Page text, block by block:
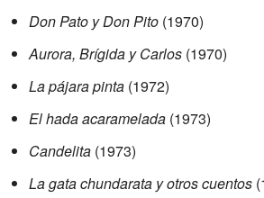
Don Pato y Don Pito (1970)
Aurora, Brígida y Carlos (1970)
La pájara pinta (1972)
El hada acaramelada (1973)
Candelita (1973)
La gata chundarata y otros cuentos